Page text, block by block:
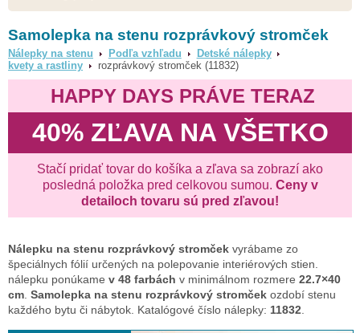
Samolepka na stenu rozprávkový stromček
Nálepky na stenu Podľa vzhľadu
Detské nálepky
kvety a rastliny
rozprávkový stromček (11832)
HAPPY DAYS PRÁVE TERAZ
40% ZĽAVA NA VŠETKO
Stačí pridať tovar do košíka a zľava sa zobrazí ako
posledná položka pred celkovou sumou. Ceny v
detailoch tovaru sú pred zľavou!
Nálepku na stenu rozprávkový stromček vyrábame zo
špeciálnych fólií určených na polepovanie interiérových stien.
nálepku ponúkame v 48 farbách v minimálnom rozmere 22.7×40
cm Samolepka na stenu rozprávkový stromček ozdobí stenu
každého bytu či nábytok. Katalógové číslo nálepky: 11832